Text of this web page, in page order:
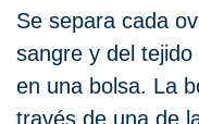
Se separa cada
sangre y del
en una bolsa. La
través de una de